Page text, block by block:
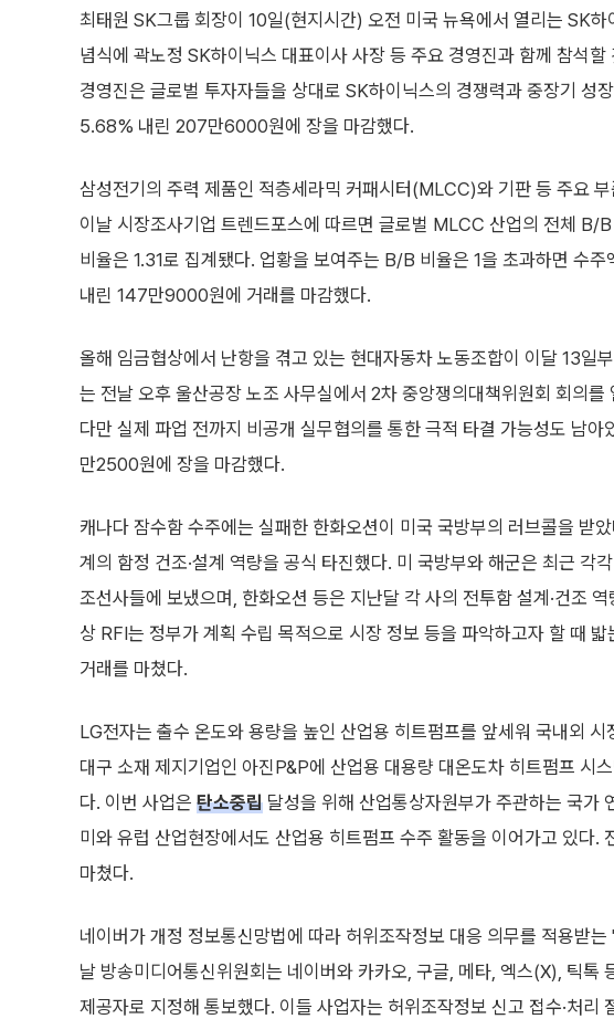
최태원 SK그룹 회장이 10일(현지시간) 오전 미국 뉴욕에서 열리는 SK
념식에 곽노정 SK하이닉스 대표이사 사장 등 주요 경영진과 함께 참석
경영진은 글로벌 투자자들을 상대로 SK하이닉스의 경쟁력과 중장기 성
5.68% 내린 207만6000원에 장을 마감했다.
삼성전기의 주력 제품인 적층세라믹 커패시터(MLCC)와 기판 등 주요
이날 시장조사기업 트렌드포스에 따르면 글로벌 MLCC 산업의 전체 B/
비율은 1.31로 집계됐다. 업황을 보여주는 B/B 비율은 1을 초과하면 수
내린 147만9000원에 거래를 마감했다.
올해 임금협상에서 난항을 겪고 있는 현대자동차 노동조합이 이달 13일
는 전날 오후 울산공장 노조 사무실에서 2차 중앙쟁의대책위원회 회의
다만 실제 파업 전까지 비공개 실무협의를 통한 극적 타결 가능성도 남
만2500원에 장을 마감했다.
캐나다 잠수함 수주에는 실패한 한화오션이 미국 국방부의 러브콜을 받
계의 함정 건조·설계 역량을 공식 타진했다. 미 국방부와 해군은 최근 각
조선사들에 보냈으며, 한화오션 등은 지난달 각 사의 전투함 설계·건조
상 RFI는 정부가 계획 수립 목적으로 시장 정보 등을 파악하고자 할 때
거래를 마쳤다.
LG전자는 출수 온도와 용량을 높인 산업용 히트펌프를 앞세워 국내외
대구 소재 제지기업인 아진P&P에 산업용 대용량 대온도차 히트펌프 시
다. 이번 사업은 탄소중립 달성을 위해 산업통상자원부가 주관하는 국가
미와 유럽 산업현장에서도 산업용 히트펌프 수주 활동을 이어가고 있
마쳤다.
네이버가 개정 정보통신망법에 따라 허위조작정보 대응 의무를 적용받
날 방송미디어통신위원회는 네이버와 카카오, 구글, 메타, 엑스(X), 틱톡
제공자로 지정해 통보했다. 이들 사업자는 허위조작정보 신고 접수·처리